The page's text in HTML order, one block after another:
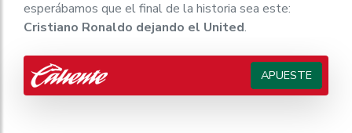
esperábamos que el final de la historia sea este:
Cristiano Ronaldo dejando el United.
APUESTE